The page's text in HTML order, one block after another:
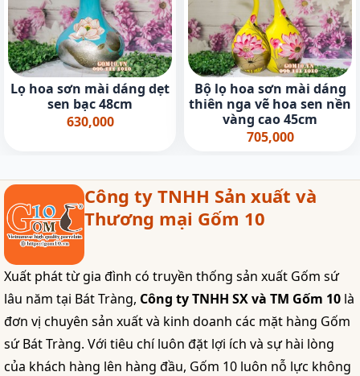
Lọ hoa sơn mài dáng dẹt
sen bạc 48cm
630,000
Bộ lọ hoa sơn mài dáng
thiên nga vẽ hoa sen nền
vàng cao 45cm
705,000
Công ty TNHH Sản xuất và
Thương mại Gốm 10
Xuất phát từ gia đình có truyền thống sản xuất Gốm sứ
lâu năm tại Bát Tràng, Công ty TNHH SX và TM Gốm 10 là
đơn vị chuyên sản xuất và kinh doanh các mặt hàng Gốm
sứ Bát Tràng. Với tiêu chí luôn đặt lợi ích và sự hài lòng
của khách hàng lên hàng đầu, Gốm 10 luôn nỗ lực không